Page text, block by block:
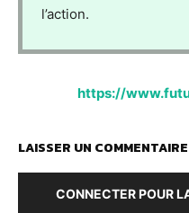
l’action.
https://
LAISSER UN COMMENTAIRE
CONNECTER POUR